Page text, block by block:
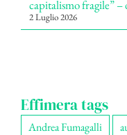
capitalismo fragile”
2 Luglio 2026
Effimera tags
Andrea Fumagalli